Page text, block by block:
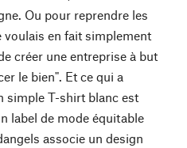
Ou pour reprendre les
voulais en fait simplement
créer une entreprise à but
le bien". Et ce qui a
simple T-shirt blanc est
label de mode équitable
associe un design